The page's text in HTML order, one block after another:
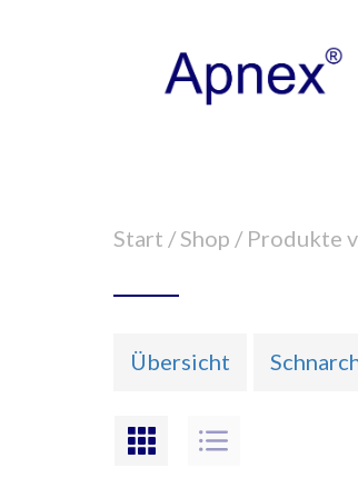
Start /Shop / Produkte
Übersicht